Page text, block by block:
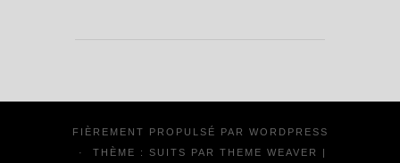
FIÈREMENT PROPULSÉ PAR WORDPRESS
·
THÈME : SUITS PAR THEME WEAVER |